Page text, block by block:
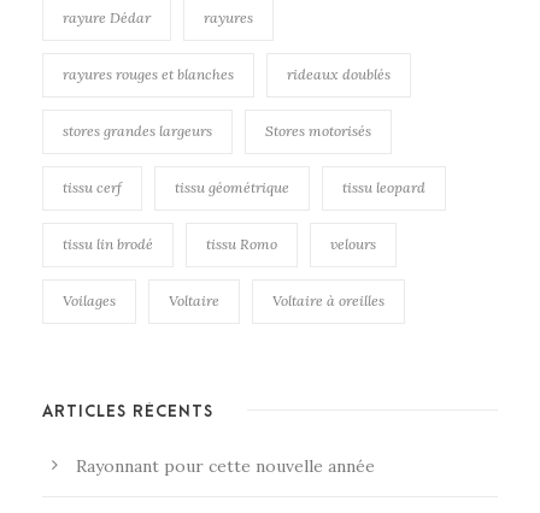
rayure Dédar rayures
rayures rouges et blanches rideaux doublés
stores grandes largeurs Stores motorisés
tissu cerf tissu géométrique tissu leopard
tissu lin brodé tissu Romo velours
Voilages Voltaire Voltaire à oreilles
ARTICLES RÉCENTS
Rayonnant pour cette nouvelle année